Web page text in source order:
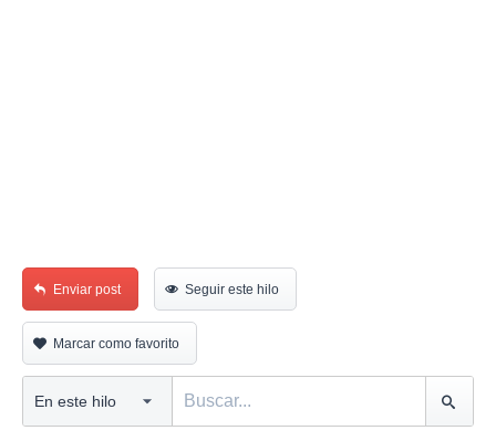
Enviar post Seguir este hilo
Marcar como favorito